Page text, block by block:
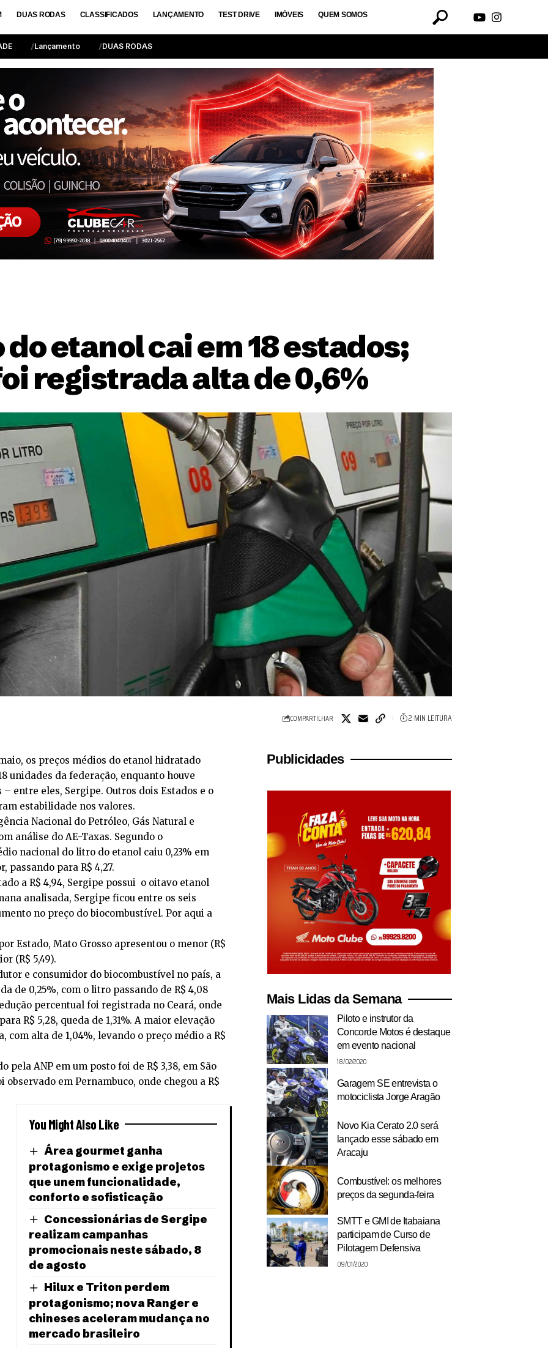
DUAS RODAS CLASSIFICADOS LANÇAMENTO TEST DRIVE IMÓVEIS QUEM SOMOS
Lançamento DUAS RODAS
etanol cai em 18 estados;
registrada alta de 0,6%
COMPARTILHAR 2 MIN LEITURA
os preços médios do etanol hidratado
unidades da federação, enquanto houve
entre eles, Sergipe. Outros dois Estados e o
estabilidade nos valores.
Nacional do Petróleo, Gás Natural e
análise do AE-Taxas. Segundo o
nacional do litro do etanol caiu 0,23% em
passando para R$ 4,27.
a R$ 4,94, Sergipe possui o oitavo etanol
analisada, Sergipe ficou entre os seis
no preço do biocombustível. Por aqui a
Estado, Mato Grosso apresentou o menor (R$
(R$ 5,49).
e consumidor do biocombustível no país, a
de 0,25%, com o litro passando de R$ 4,08
percentual foi registrada no Ceará, onde
R$ 5,28, queda de 1,31%. A maior elevação
com alta de 1,04%, levando o preço médio a R$
pela ANP em um posto foi de R$ 3,38, em São
observado em Pernambuco, onde chegou a R$
You Might Also Like
Área gourmet ganha
protagonismo e exige projetos
que unem funcionalidade,
conforto e sofisticação
Concessionárias de Sergipe
realizam campanhas
promocionais neste sábado, 8
de agosto
Hilux e Triton perdem
protagonismo; nova Ranger e
chineses aceleram mudança no
mercado brasileiro
Publicidades
Mais Lidas da Semana
Piloto e instrutor da
Concorde Motos é destaque
em evento nacional
18/02/2020
Garagem SE entrevista o
motociclista Jorge Aragão
Novo Kia Cerato 2.0 será
lançado esse sábado em
Aracaju
Combustível: os melhores
preços da segunda-feira
SMTT e GMI de Itabaiana
participam de Curso de
Pilotagem Defensiva
09/01/2020